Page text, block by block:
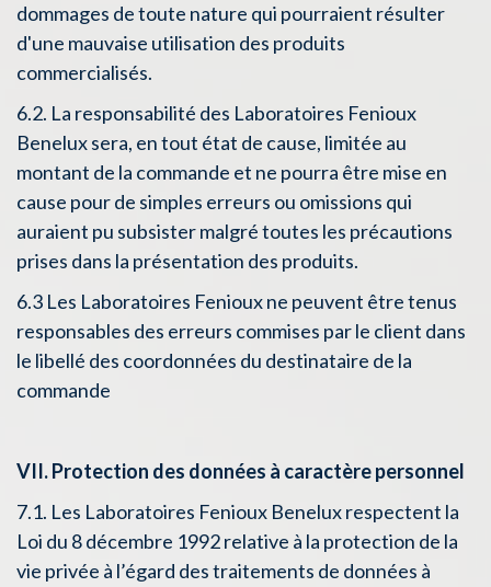
dommages de toute nature qui pourraient résulter
d'une mauvaise utilisation des produits
commercialisés.
6.2. La responsabilité des Laboratoires Fenioux
Benelux sera, en tout état de cause, limitée au
montant de la commande et ne pourra être mise en
cause pour de simples erreurs ou omissions qui
auraient pu subsister malgré toutes les précautions
prises dans la présentation des produits.
6.3 Les Laboratoires Fenioux ne peuvent être tenus
responsables des erreurs commises par le client dans
le libellé des coordonnées du destinataire de la
commande
VII. Protection des données à caractère personnel
7.1. Les Laboratoires Fenioux Benelux respectent la
Loi du 8 décembre 1992 relative à la protection de la
vie privée à l’égard des traitements de données à